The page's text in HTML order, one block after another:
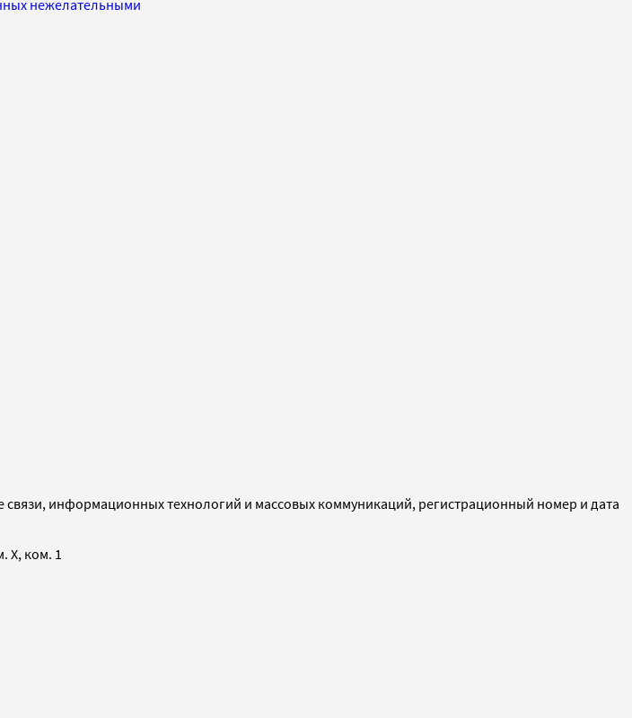
нежелательными
информационных технологий и массовых коммуникаций, регистрационный номер и дата
X, ком. 1